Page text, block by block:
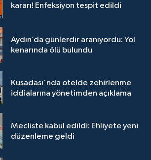
kararı! Enfeksiyon tespit edildi
Aydın’da günlerdir aranıyordu: Yol
kenarında ölü bulundu
Kuşadası'nda otelde zehirlenme
iddialarına yönetimden açıklama
Mecliste kabul edildi: Ehliyete yeni
düzenleme geldi